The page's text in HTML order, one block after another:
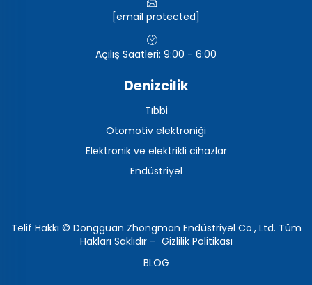
[email protected]
Açılış Saatleri: 9:00 - 6:00
Denizcilik
Tıbbi
Otomotiv elektroniği
Elektronik ve elektrikli cihazlar
Endüstriyel
Telif Hakkı © Dongguan Zhongman Endüstriyel Co., Ltd. Tüm
Hakları Saklıdır - Gizlilik Politikası
BLOG